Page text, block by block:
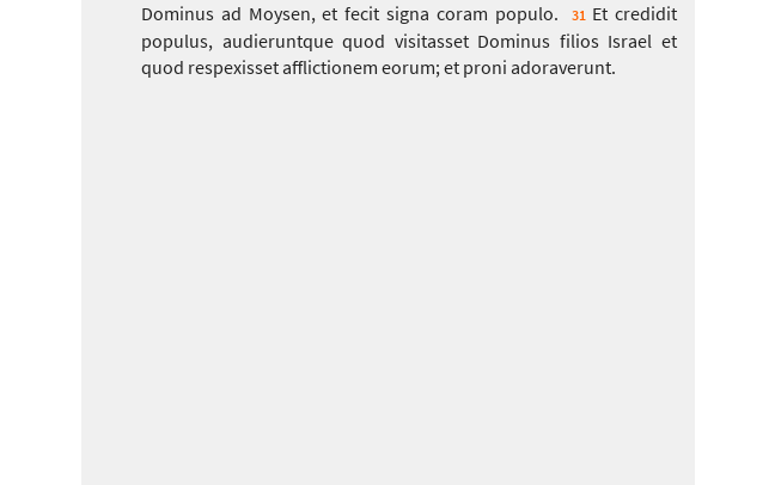
Dominus ad Moysen, et fecit signa coram populo.
31 Et credidit
populus, audieruntque quod visitasset Dominus filios Israel et
quod respexisset afflictionem eorum; et proni adoraverunt.